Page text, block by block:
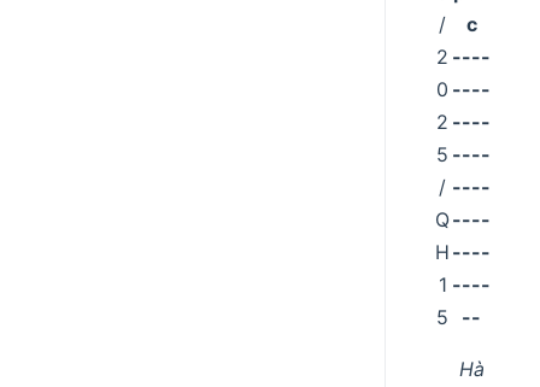
/
2
0
2
5
/
Q
H
1
5
c
----
----
----
----
----
----
----
----
--
Hà